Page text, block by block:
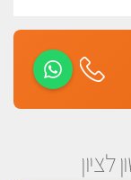
לציון